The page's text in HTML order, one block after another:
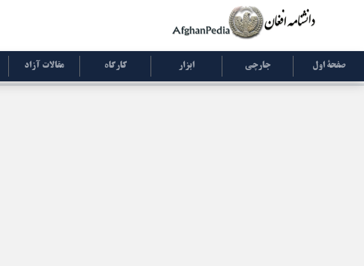
صفحۀ اول جارچی ابزار کارگاه مقالات آزاد